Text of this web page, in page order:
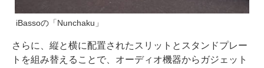
iBassoの「Nunchaku」
さらに、縦と横に配置されたスリットとスタンドプレー
トを組み替えることで、オーディオ機器からガジェット